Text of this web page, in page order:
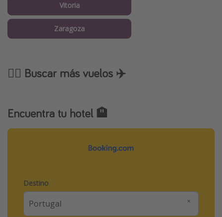
Vitoria
Zaragoza
🕵️‍♂️ Buscar más vuelos ✈️
Encuentra tu hotel 🏨
Destino